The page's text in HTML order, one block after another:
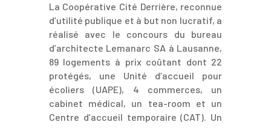
La Coopérative Cité Derrière, reconnue
d’utilité publique et à but non lucratif, a
réalisé avec le concours du bureau
d’architecte Lemanarc SA à Lausanne,
89 logements à prix coûtant dont 22
protégés, une Unité d’accueil pour
écoliers (UAPE), 4 commerces, un
cabinet médical, un tea-room et un
Centre d’accueil temporaire (CAT). Un